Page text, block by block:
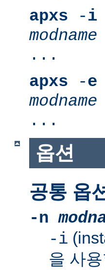
apxs -i
modname
...
apxs -e
modname
...
옵션
공통 옵
-n
-i
을 사